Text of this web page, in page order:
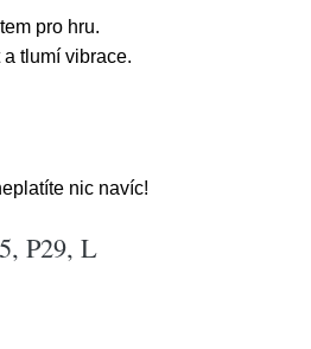
pro hru.
tlumí vibrace.
nic navíc!
P29, L